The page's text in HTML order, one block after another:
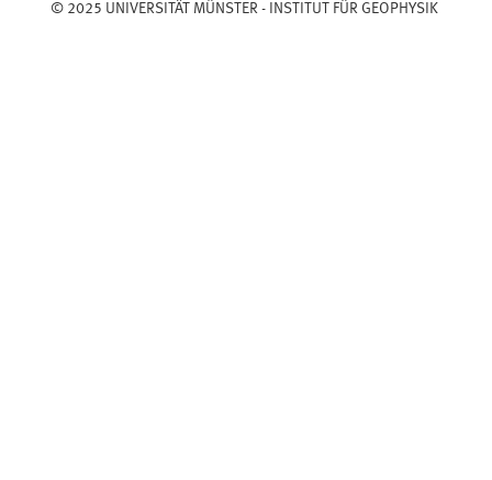
© 2025 UNIVERSITÄT MÜNSTER - INSTITUT FÜR GEOPHYSIK